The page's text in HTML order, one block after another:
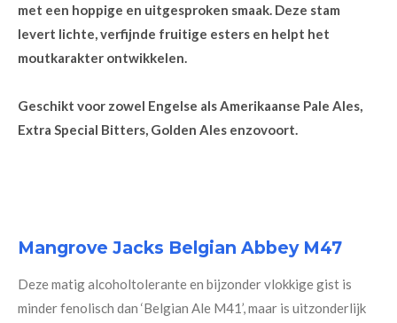
met een hoppige en uitgesproken smaak. Deze stam
levert lichte, verfijnde fruitige esters en helpt het
moutkarakter ontwikkelen.
Geschikt voor zowel Engelse als Amerikaanse Pale Ales,
Extra Special Bitters, Golden Ales enzovoort.
Mangrove Jacks Belgian Abbey M47
Deze matig alcoholtolerante en bijzonder vlokkige gist is
minder fenolisch dan ‘Belgian Ale M41’, maar is uitzonderlijk